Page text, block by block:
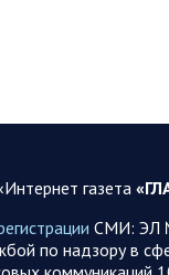
газета
СМИ: ЭЛ
по надзору в